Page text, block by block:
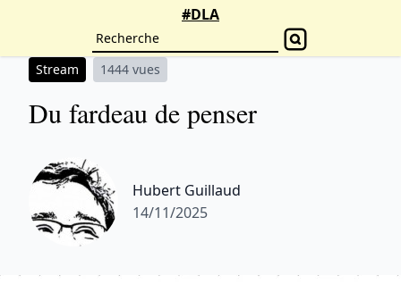
#DLA
Stream 1444 vues
Du fardeau de penser
Hubert Guillaud
14/11/2025